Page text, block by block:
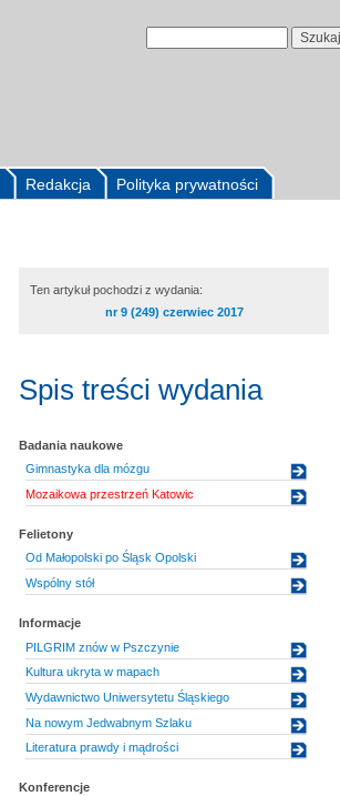
Polityka prywatności
Redakcja
Ten artykuł pochodzi z wydania:
nr 9 (249) czerwiec 2017
Spis treści wydania
Badania naukowe
Gimnastyka dla mózgu
Mozaikowa przestrzeń Katowic
Felietony
Od Małopolski po Śląsk Opolski
Wspólny stół
Informacje
PILGRIM znów w Pszczynie
Kultura ukryta w mapach
Wydawnictwo Uniwersytetu Śląskiego
Na nowym Jedwabnym Szlaku
Literatura prawdy i mądrości
Konferencje